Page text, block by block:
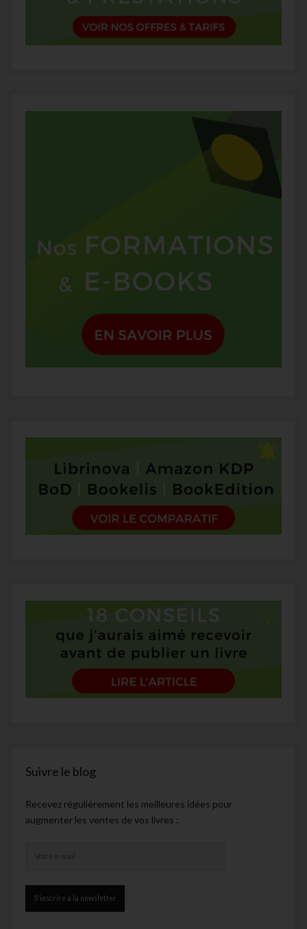
Suivre le blog
Recevez régulièrement les meilleures idées pour
augmenter les ventes de vos livres :